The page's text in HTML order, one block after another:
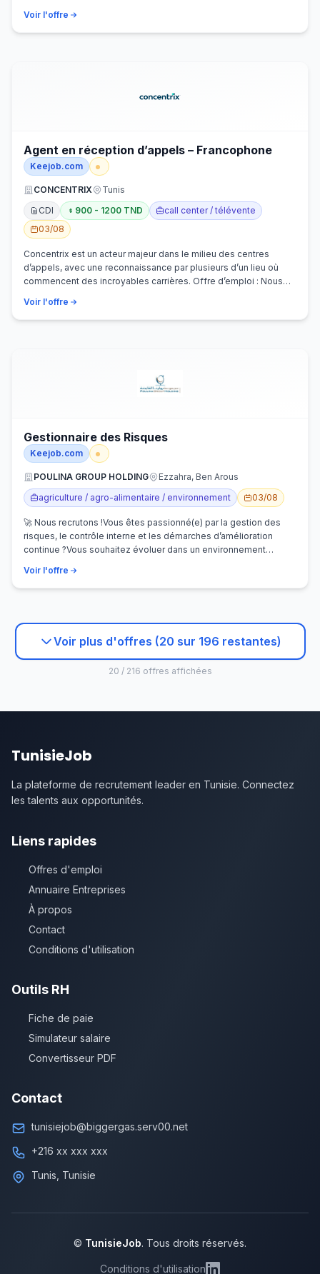
Voir l'offre
Agent en réception d’appels – Francophone
Keejob.com
CONCENTRIX
Tunis
CDI
900 - 1200 TND
call center / télévente
03/08
Concentrix est un acteur majeur dans le milieu des centres
d’appels, avec une reconnaissance par plusieurs d’un lieu où
commencent des incroyables carrières. Offre d’emploi : Nous
Voir l'offre
Gestionnaire des Risques
Keejob.com
POULINA GROUP HOLDING
Ezzahra, Ben Arous
agriculture / agro-alimentaire / environnement
03/08
🚀 Nous recrutons !Vous êtes passionné(e) par la gestion des
risques, le contrôle interne et les démarches d’amélioration
continue ?Vous souhaitez évoluer dans un environnement
Voir l'offre
Voir plus d'offres (20 sur 196 restantes)
20 / 216 offres affichées
TunisieJob
La plateforme de recrutement leader en Tunisie. Connectez
les talents aux opportunités.
Liens rapides
Offres d'emploi
Annuaire Entreprises
À propos
Contact
Conditions d'utilisation
Outils RH
Fiche de paie
Simulateur salaire
Convertisseur PDF
Contact
tunisiejob@biggergas.serv00.net
+216 xx xxx xxx
Tunis, Tunisie
© TunisieJob. Tous droits réservés.
Conditions d'utilisation